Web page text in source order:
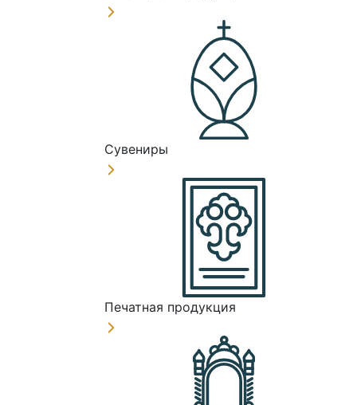
Сувениры
Печатная продукция